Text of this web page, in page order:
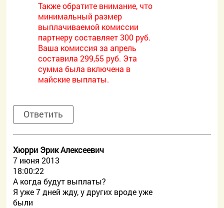
Также обратите внимание, что
минимальный размер
выплачиваемой комиссии
партнеру составляет 300 руб.
Ваша комиссия за апрель
составила 299,55 руб. Эта
сумма была включена в
майские выплаты.
Ответить
Хюрри Эрик Алексеевич
7 июня 2013
18:00:22
А когда будут выплаты?
Я уже 7 дней жду, у других вроде уже
были